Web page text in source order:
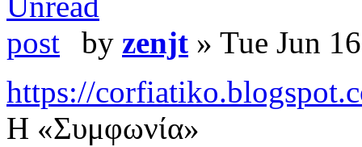
by zenjt » Tue Jun
https://
Η «Συμφωνία»